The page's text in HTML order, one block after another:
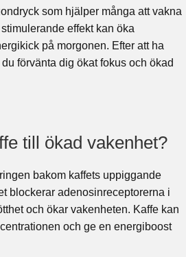
som hjälper många att vakna
effekt kan öka
på morgonen. Efter att ha
förvänta dig ökat fokus och ökad
till ökad vakenhet?
bakom kaffets uppiggande
blockerar adenosinreceptorerna i
och ökar vakenheten. Kaffe kan
och ge en energiboost